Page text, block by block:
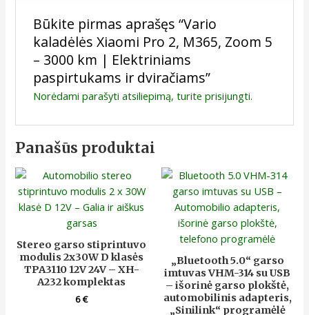
Būkite pirmas aprašęs “Vario
kaladėlės Xiaomi Pro 2, M365, Zoom 5
– 3000 km | Elektriniams
paspirtukams ir dviračiams”
Norėdami parašyti atsiliepimą, turite prisijungti.
Panašūs produktai
Stereo garso stiprintuvo
modulis 2x30W D klasės
TPA3110 12V 24V – XH-
A232 komplektas
6€
„Bluetooth 5.0“ garso
imtuvas VHM-314 su USB
– išorinė garso plokštė,
automobilinis adapteris,
„Sinilink“ programėlė